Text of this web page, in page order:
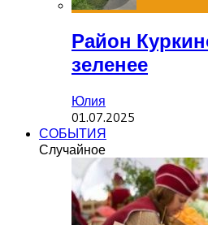
Район
зеленее
Юлия
01.07.2025
СОБЫТИЯ
Случайное